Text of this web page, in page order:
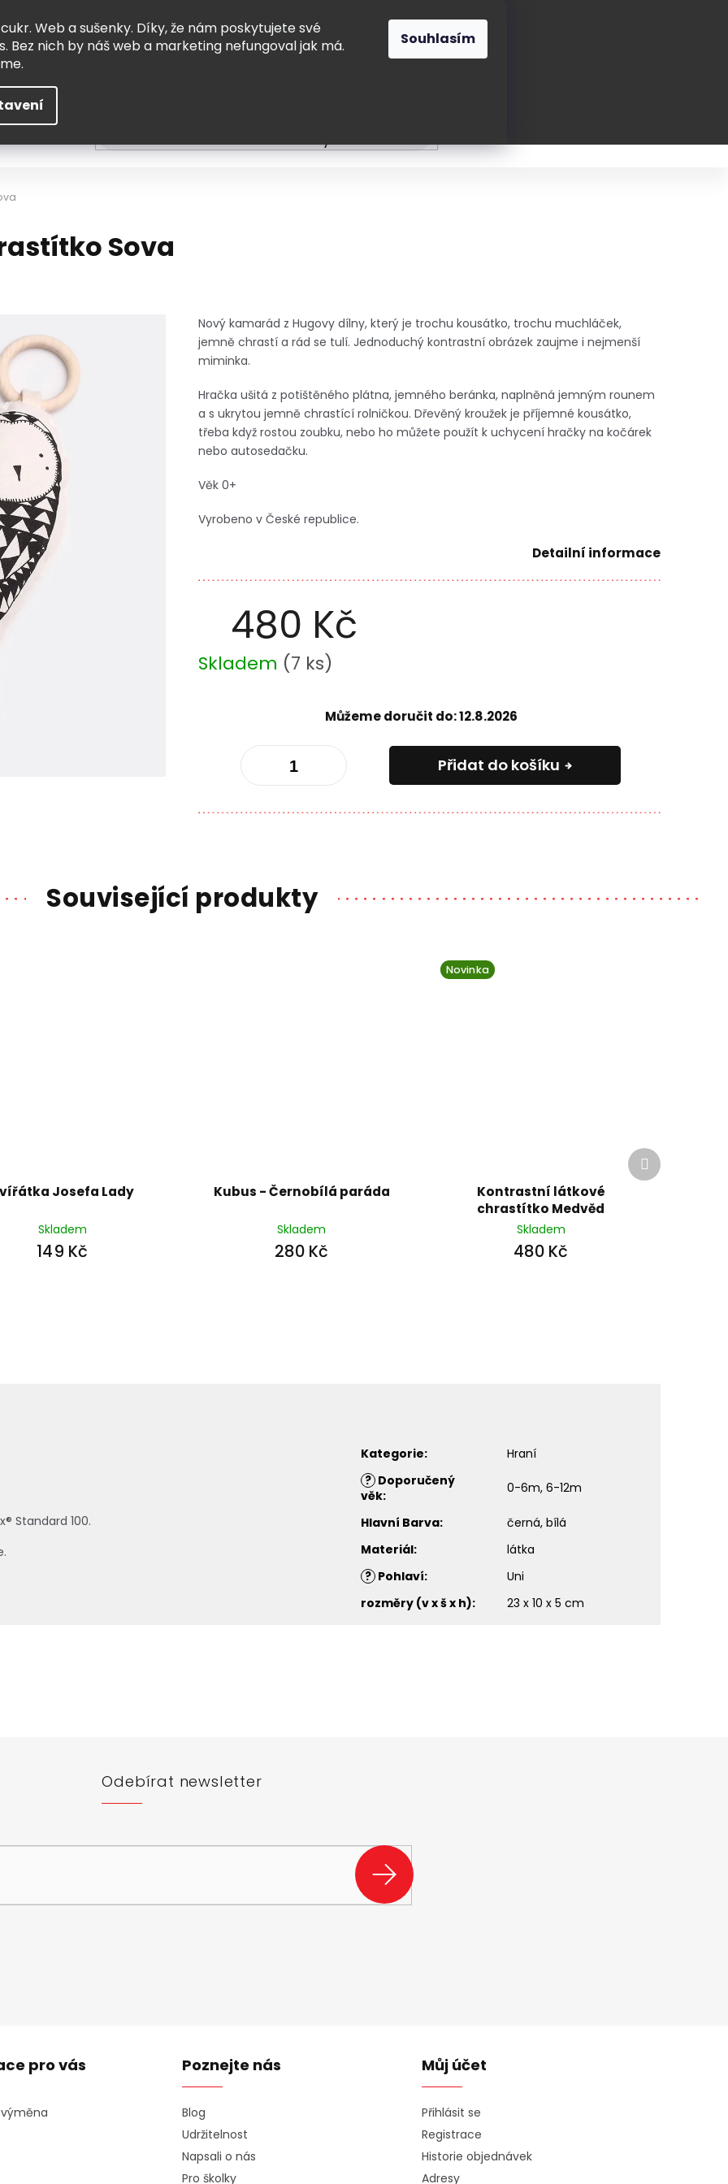
Web a sušenky. Díky, že nám poskytujete své
Bez nich by náš web a marketing nefungoval jak má.
Souhlasím
Sova
480 Kč
Měrná
cena:
Skladem (7 ks)
Můžeme doručit do:12.8.2026
Přidat do košíku
Nový kamarád z Hugovy dílny, který je trochu kousátko, trochu muchláček,
jemně chrastí a rád se tulí. Jednoduchý kontrastní obrázek zaujme i nejmenší
miminka.
Hračka ušitá z potištěného plátna, jemného beránka, naplněná jemným rounem
a s ukrytou jemně chrastící rolničkou. Dřevěný kroužek je příjemné kousátko,
třeba když rostou zoubku, nebo ho můžete použít k uchycení hračky na kočárek
nebo autosedačku.
Věk 0+
Vyrobeno v České republice.
Detailní informace
Související produkty
Josefa Lady
Skladem
149 Kč
Kubus - Černobílá paráda
Skladem
280 Kč
Novinka
Kontrastní látkové
chrastítko Medvěd
Skladem
480 Kč
Další
produkt
Standard 100.
Kategorie:
Hraní
? Doporučený
věk: 0-6m, 6-12m
Hlavní Barva:
černá, bílá
Materiál:
látka
? Pohlaví:
Uni
rozměry (v x š x h): 23 x 10 x 5 cm
Odebírat newsletter
PŘIHLÁSIT
SE
pro vás Poznejte nás
Blog
Udržitelnost
Napsali o nás
Pro školky
Můj účet
Přihlásit se
Registrace
Historie objednávek
Adresy